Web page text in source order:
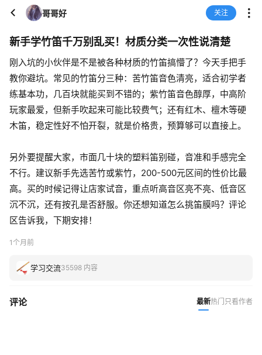
哥哥好 关注
新手学竹笛千万别乱买！材质分类一次性说清楚
刚入坑的小伙伴是不是被各种材质的竹笛搞懵了？今天手把手
教你避坑。常见的竹笛分三种：苦竹笛音色清亮，适合初学者
练基本功，几百块就能买到不错的；紫竹笛音色醇厚，中高阶
玩家最爱，但新手吹起来可能比较费气；还有红木、檀木等硬
木笛，稳定性好不怕开裂，就是价格贵，预算够可以直接上。
另外要提醒大家，市面几十块的塑料笛别碰，音准和手感完全
不行。建议新手先选苦竹或紫竹，200-500元区间的性价比最
高。买的时候记得让店家试音，重点听高音区亮不亮、低音区
沉不沉，还有按孔是否舒服。你还想知道怎么挑笛膜吗？评论
区告诉我，下期安排！
1个月前
学习交流35598 内容
评论 最新热门 只看作者